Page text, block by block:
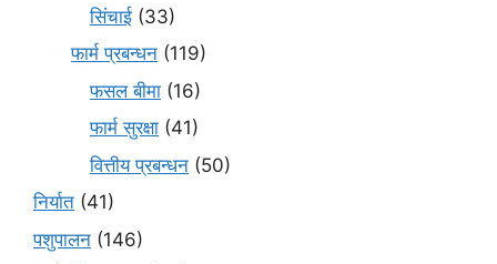
सिंचाई (33)
फार्म प्रबन्धन (119)
फसल बीमा (16)
फार्म सुरक्षा (41)
वित्तीय प्रबन्धन (50)
निर्यात (41)
पशुपालन (146)